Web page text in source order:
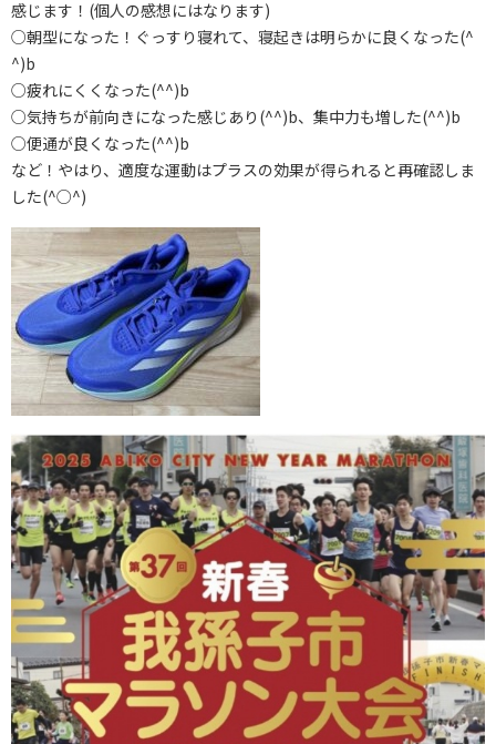
感じます！(個人の感想にはなります)
○朝型になった！ぐっすり寝れて、寝起きは明らかに良くなった(^
^)b
○疲れにくくなった(^^)b
○気持ちが前向きになった感じあり(^^)b、集中力も増した(^^)b
○便通が良くなった(^^)b
など！やはり、適度な運動はプラスの効果が得られると再確認しま
した(^○^)